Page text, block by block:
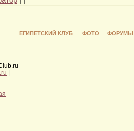
ЕГИПЕТСКИЙ КЛУБ ФОТО ФОРУМЫ
|